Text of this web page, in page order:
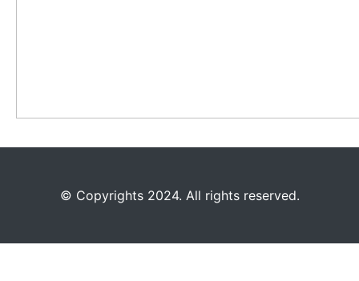
©️ Copyrights 2024. All rights reserved.